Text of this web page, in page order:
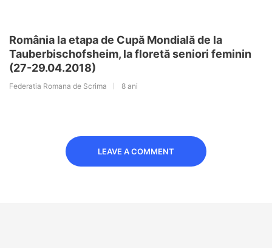
România la etapa de Cupă Mondială de la
Tauberbischofsheim, la floretă seniori feminin
(27-29.04.2018)
Federatia Romana de Scrima 8 ani
LEAVE A COMMENT